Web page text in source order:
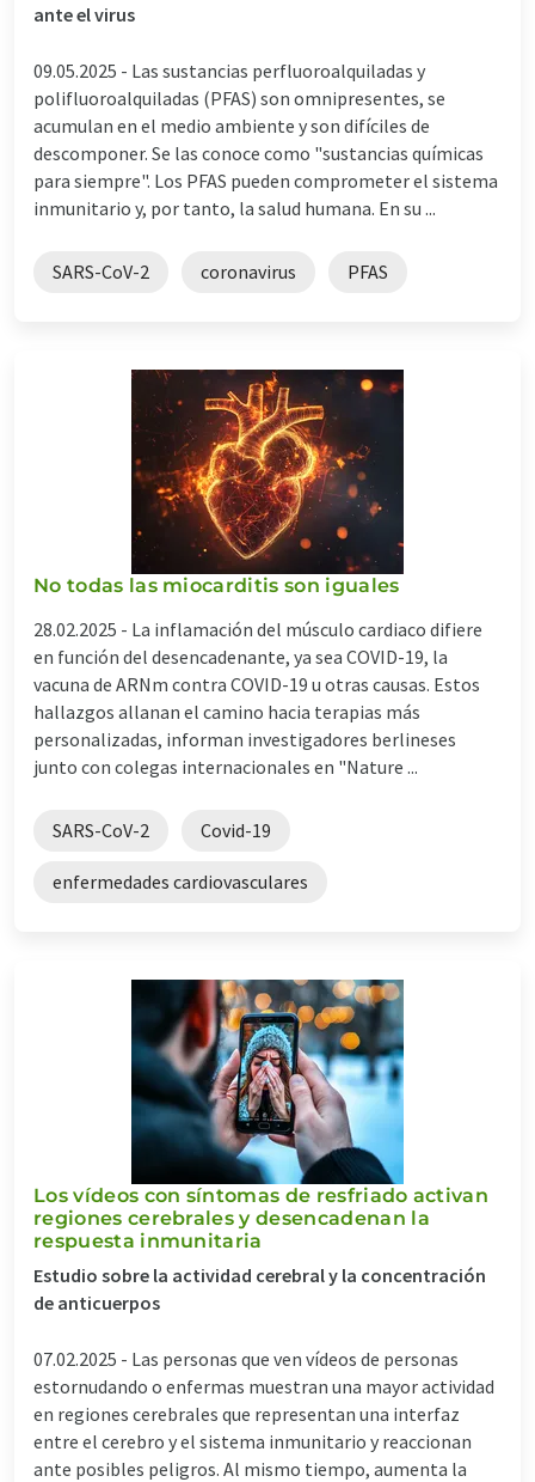
ante el virus
09.05.2025 - Las sustancias perfluoroalquiladas y
polifluoroalquiladas (PFAS) son omnipresentes, se
acumulan en el medio ambiente y son difíciles de
descomponer. Se las conoce como "sustancias químicas
para siempre". Los PFAS pueden comprometer el sistema
inmunitario y, por tanto, la salud humana. En su ...
SARS-CoV-2 coronavirus PFAS
No todas las miocarditis son iguales
28.02.2025 - La inflamación del músculo cardiaco difiere
en función del desencadenante, ya sea COVID-19, la
vacuna de ARNm contra COVID-19 u otras causas. Estos
hallazgos allanan el camino hacia terapias más
personalizadas, informan investigadores berlineses
junto con colegas internacionales en "Nature ...
SARS-CoV-2 Covid-19
enfermedades cardiovasculares
Los vídeos con síntomas de resfriado activan
regiones cerebrales y desencadenan la
respuesta inmunitaria
Estudio sobre la actividad cerebral y la concentración
de anticuerpos
07.02.2025 - Las personas que ven vídeos de personas
estornudando o enfermas muestran una mayor actividad
en regiones cerebrales que representan una interfaz
entre el cerebro y el sistema inmunitario y reaccionan
ante posibles peligros. Al mismo tiempo, aumenta la